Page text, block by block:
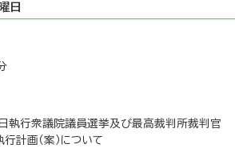
日
行衆議院議員選挙及び最高裁判所裁判官
計画（案）について